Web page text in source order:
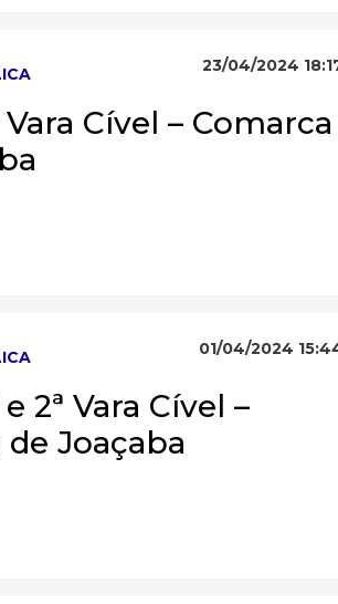
23/04/2024
Vara Cível – Comarca
01/04/2024
2ª Vara Cível –
Joaçaba